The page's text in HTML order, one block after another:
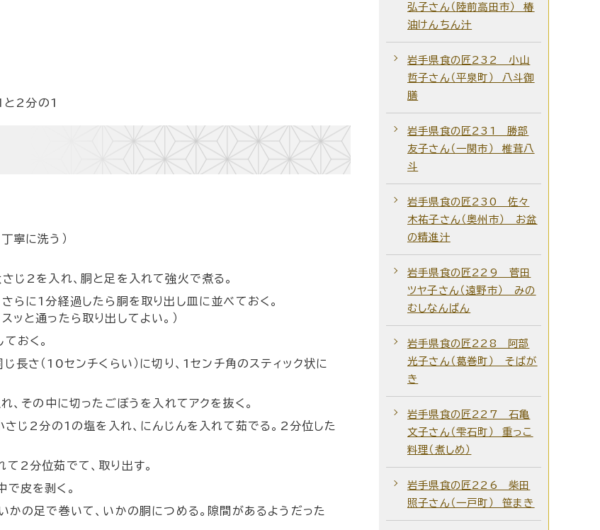
2分の1
寧に洗う）
じ2を入れ、胴と足を入れて強火で煮る。
らに1分経過したら胴を取り出し皿に並べておく。
ッと通ったら取り出してよい。）
おく。
長さ（10センチくらい）に切り、1センチ角のスティック状に
その中に切ったごぼうを入れてアクを抜く。
じ2分の1の塩を入れ、にんじんを入れて茹でる。2分位した
2分位茹でて、取り出す。
皮を剥く。
かの足で巻いて、いかの胴につめる。隙間があるようだった
弘子さん（陸前高田市） 椿
油けんちん汁
岩手県食の匠232 小山
哲子さん（平泉町） 八斗御
膳
岩手県食の匠231 勝部
友子さん（一関市） 椎茸八
斗
岩手県食の匠230 佐々
木祐子さん（奥州市） お盆
の精進汁
岩手県食の匠229 菅田
ツヤ子さん（遠野市） みの
むしなんばん
岩手県食の匠228 阿部
光子さん（葛巻町） そばが
き
岩手県食の匠227 石亀
文子さん（雫石町） 重っこ
料理（煮しめ）
岩手県食の匠226 柴田
照子さん（一戸町） 笹まき